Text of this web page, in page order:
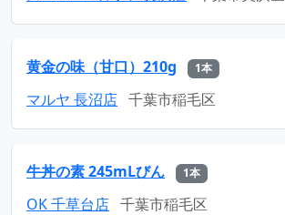
黄金の味（甘口）210g 1本
マルヤ 長沼店 千葉市稲毛区
牛丼の素 245mLびん 1本
OK 千草台店 千葉市稲毛区